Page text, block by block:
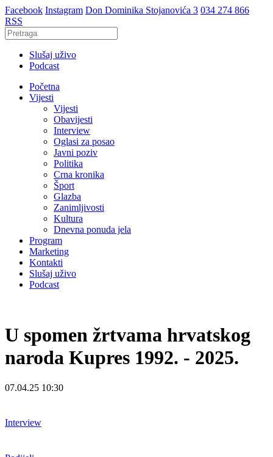
Facebook Instagram Don Dominika Stojanovića 3 034 274 866
RSS
Slušaj uživo
Podcast
Početna
Vijesti
Vijesti
Obavijesti
Interview
Oglasi za posao
Javni poziv
Politika
Crna kronika
Šport
Glazba
Zanimljivosti
Kultura
Dnevna ponuda jela
Program
Marketing
Kontakti
Slušaj uživo
Podcast
U spomen žrtvama hrvatskog
naroda Kupres 1992. - 2025.
07.04.25 10:30
Interview